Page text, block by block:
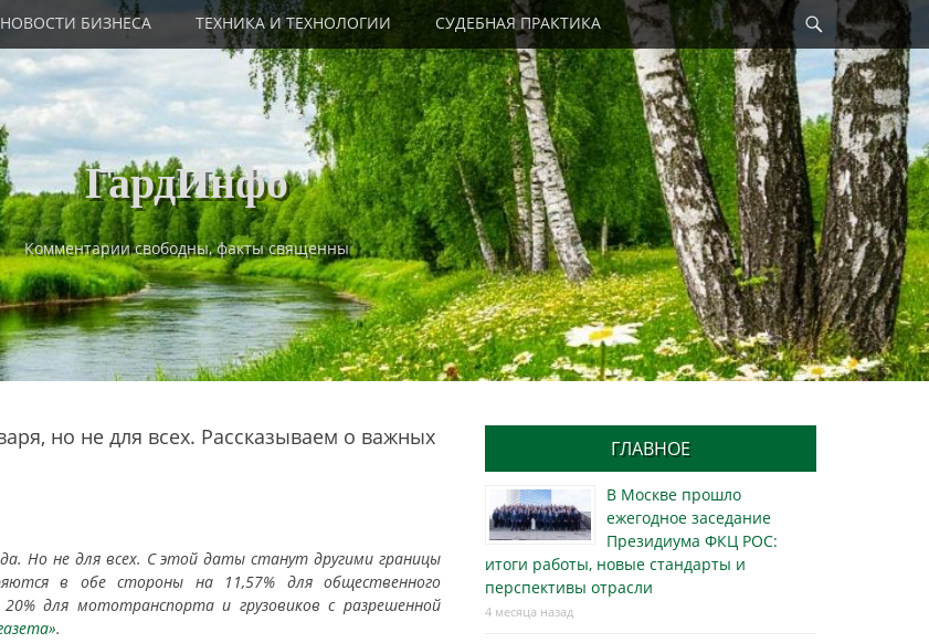
НОВОСТИ БИЗНЕСА ТЕХНИКА И ТЕХНОЛОГИИ СУДЕБНАЯ ПРАКТИКА
Найти
ГардИнфо
Комментарии свободны, факты священны
но не для всех. Рассказываем о важных
Но не для всех. С этой даты станут другими границы
в обе стороны на 11,57% для общественного
для мототранспорта и грузовиков с разрешенной
.
ГЛАВНОЕ
В Москве прошло
ежегодное заседание
Президиума ФКЦ РОС:
итоги работы, новые стандарты и
перспективы отрасли
4 месяца назад